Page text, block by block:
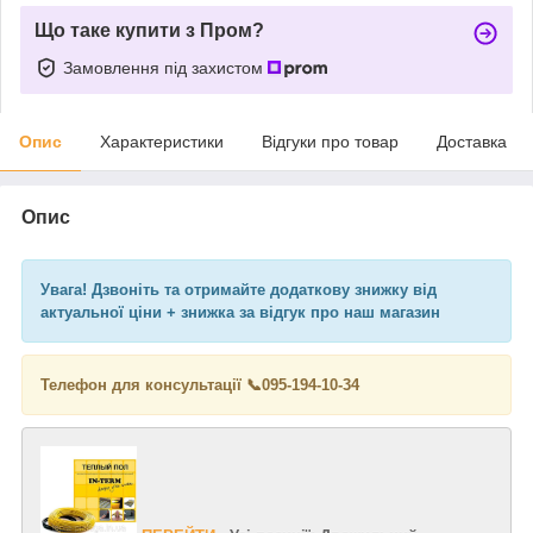
Що таке купити з Пром?
Замовлення під захистом
Опис Характеристики Відгуки про товар Доставка
Опис
Увага! Дзвоніть та отримайте додаткову знижку від
актуальної ціни + знижка за відгук про наш магазин
Телефон для консультації 📞095-194-10-34